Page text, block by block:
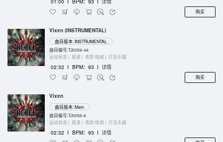
购买
Vixen (INSTRUMENTAL)
曲目版本: INSTRUMENTAL
曲目编号:TJ0056-44
运动状态 | 摇滚 | 电影/电视 | 打击乐器
02:32 I BPM：93 I 详情
购买
Vixen
曲目版本: Main
曲目编号:TJ0056-6
运动状态 | 摇滚 | 电影/电视 | 打击乐器
02:32 I BPM：93 I 详情